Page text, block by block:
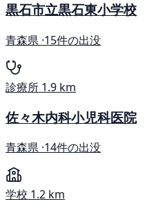
黒石市立黒石東小学校
青森県 ·15件の出没
診療所 1.9 km
佐々木内科小児科医院
青森県 ·14件の出没
学校 1.2 km